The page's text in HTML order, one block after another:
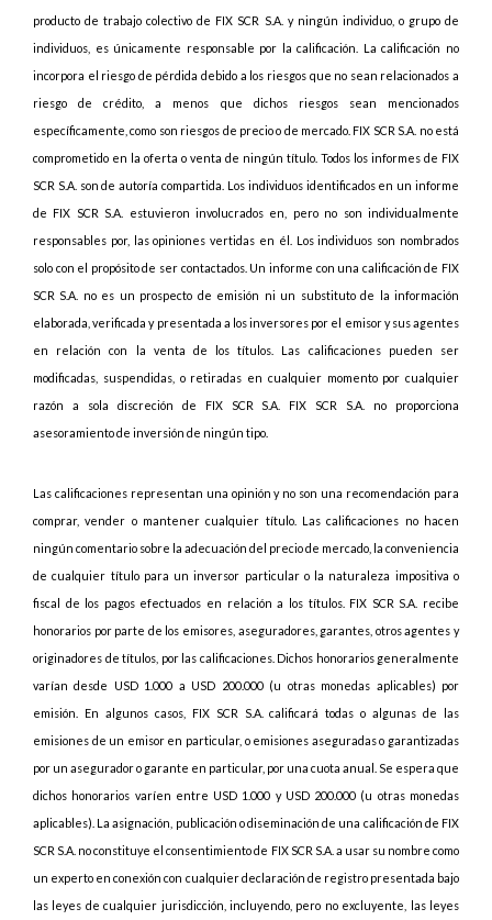
producto de trabajo colectivo de FIX SCR S.A. y ningún individuo, o grupo de
individuos, es únicamente responsable por la calificación. La calificación no
incorpora el riesgo de pérdida debido a los riesgos que no sean relacionados a
riesgo de crédito, a menos que dichos riesgos sean mencionados
específicamente, como son riesgos de precio o de mercado. FIX SCR S.A. no está
comprometido en la oferta o venta de ningún título. Todos los informes de FIX
SCR S.A. son de autoría compartida. Los individuos identificados en un informe
de FIX SCR S.A. estuvieron involucrados en, pero no son individualmente
responsables por, las opiniones vertidas en él. Los individuos son nombrados
solo con el propósito de ser contactados. Un informe con una calificación de FIX
SCR S.A. no es un prospecto de emisión ni un substituto de la información
elaborada, verificada y presentada a los inversores por el emisor y sus agentes
en relación con la venta de los títulos. Las calificaciones pueden ser
modificadas, suspendidas, o retiradas en cualquier momento por cualquier
razón a sola discreción de FIX SCR S.A. FIX SCR S.A. no proporciona
asesoramiento de inversión de ningún tipo.
Las calificaciones representan una opinión y no son una recomendación para
comprar, vender o mantener cualquier título. Las calificaciones no hacen
ningún comentario sobre la adecuación del precio de mercado, la conveniencia
de cualquier título para un inversor particular o la naturaleza impositiva o
fiscal de los pagos efectuados en relación a los títulos. FIX SCR S.A. recibe
honorarios por parte de los emisores, aseguradores, garantes, otros agentes y
originadores de títulos, por las calificaciones. Dichos honorarios generalmente
varían desde USD 1.000 a USD 200.000 (u otras monedas aplicables) por
emisión. En algunos casos, FIX SCR S.A. calificará todas o algunas de las
emisiones de un emisor en particular, o emisiones aseguradas o garantizadas
por un asegurador o garante en particular, por una cuota anual. Se espera que
dichos honorarios varíen entre USD 1.000 y USD 200.000 (u otras monedas
aplicables). La asignación, publicación o diseminación de una calificación de FIX
SCR S.A. no constituye el consentimiento de FIX SCR S.A. a usar su nombre como
un experto en conexión con cualquier declaración de registro presentada bajo
las leyes de cualquier jurisdicción, incluyendo, pero no excluyente, las leyes